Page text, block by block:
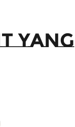
yang